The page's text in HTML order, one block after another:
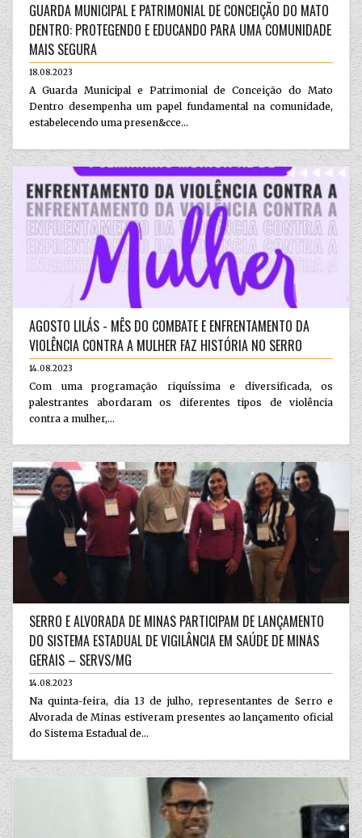
GUARDA MUNICIPAL E PATRIMONIAL DE CONCEIÇÃO DO MATO
DENTRO: PROTEGENDO E EDUCANDO PARA UMA COMUNIDADE
MAIS SEGURA
18.08.2023
A Guarda Municipal e Patrimonial de Conceição do Mato
Dentro desempenha um papel fundamental na comunidade,
estabelecendo uma presen&cce...
AGOSTO LILÁS - MÊS DO COMBATE E ENFRENTAMENTO DA
VIOLÊNCIA CONTRA A MULHER FAZ HISTÓRIA NO SERRO
14.08.2023
Com uma programação riquíssima e diversificada, os
palestrantes abordaram os diferentes tipos de violência
contra a mulher,...
SERRO E ALVORADA DE MINAS PARTICIPAM DE LANÇAMENTO
DO SISTEMA ESTADUAL DE VIGILÂNCIA EM SAÚDE DE MINAS
GERAIS – SERVS/MG
14.08.2023
Na quinta-feira, dia 13 de julho, representantes de Serro e
Alvorada de Minas estiveram presentes ao lançamento oficial
do Sistema Estadual de...